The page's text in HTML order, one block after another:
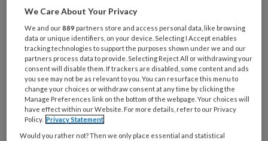
een pedicure hulp bij een cliënt die jaren aan
ballet heeft gedaan en nu een loslatende nagel
heeft. Medisch pedicure Tineke de Beer kijkt
naar deze casus.
Nagelproblemen.Podopostjuni 2011; 24
(5)(PDF)
We Care About Your Privacy
We and our889 partners store and access personal data, like browsing
data or unique identifiers, on your device. Selecting I Accept enables
tracking technologies to support the purposes shown under we and our
partners process data to provide. Selecting Reject All or withdrawing your
consent will disable them. If trackers are disabled, some content and ads
you see may not be as relevant to you. You can resurface this menu to
change your choices or withdraw consent at any time by clicking the
Manage Preferences link on the bottom of the webpage. Your choices will
have effect within our Website. For more details, refer to our Privacy
Policy. Privacy Statement
Would you rather not? Then we only place essential and statistical